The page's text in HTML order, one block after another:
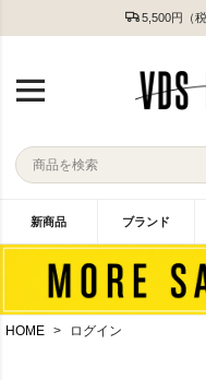
5,500円（
新商品 ブランド
HOME ログイン